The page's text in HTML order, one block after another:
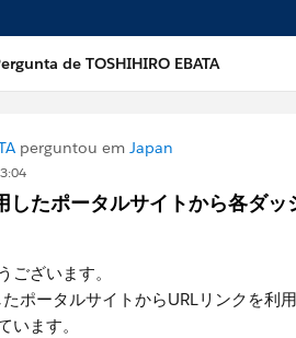
de TOSHIHIRO EBATA
perguntou em Japan
たポータルサイトから各ダ
ございます。
ポータルサイトからURLリンクを利
います。